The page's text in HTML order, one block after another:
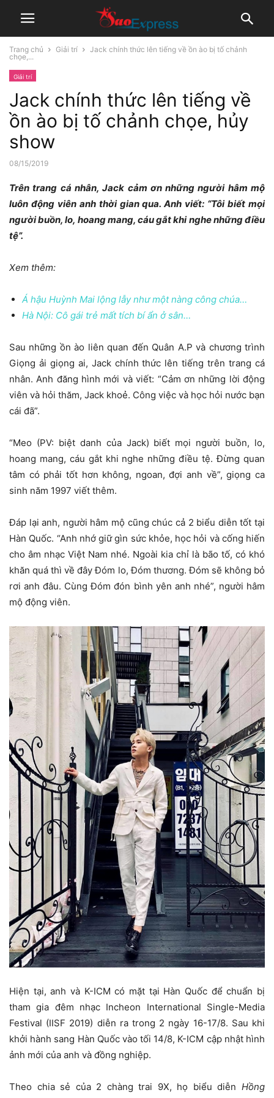
Trang chủ Giải trí
Jack chính thức lên tiếng về ồn ào bị tố chảnh
chọe,...
Giải trí
Jack chính thức lên tiếng về
ồn ào bị tố chảnh chọe, hủy
show
08/15/2019
Trên trang cá nhân, Jack cảm ơn những người hâm mộ
luôn động viên anh thời gian qua. Anh viết: “Tôi biết mọi
người buồn, lo, hoang mang, cáu gắt khi nghe những điều
tệ”.
Xem thêm:
Á hậu Huỳnh Mai lộng lẫy như một nàng công chúa…
Hà Nội: Cô gái trẻ mất tích bí ẩn ở sân…
Sau những ồn ào liên quan đến Quân A.P và chương trình
Giọng ải giọng ai, Jack chính thức lên tiếng trên trang cá
nhân. Anh đăng hình mới và viết: “Cảm ơn những lời động
viên và hỏi thăm, Jack khoẻ. Công việc và học hỏi nước bạn
cái đã”.
“Meo (PV: biệt danh của Jack) biết mọi người buồn, lo,
hoang mang, cáu gắt khi nghe những điều tệ. Đừng quan
tâm có phải tốt hơn không, ngoan, đợi anh về”, giọng ca
sinh năm 1997 viết thêm.
Đáp lại anh, người hâm mộ cũng chúc cả 2 biểu diễn tốt tại
Hàn Quốc. “Anh nhớ giữ gìn sức khỏe, học hỏi và cống hiến
cho âm nhạc Việt Nam nhé. Ngoài kia chỉ là bão tố, có khó
khăn quá thì về đây Đóm lo, Đóm thương. Đóm sẽ không bỏ
rơi anh đâu. Cùng Đóm đón bình yên anh nhé”, người hâm
mộ động viên.
Hiện tại, anh và K-ICM có mặt tại Hàn Quốc để chuẩn bị
tham gia đêm nhạc Incheon International Single-Media
Festival (IISF 2019) diễn ra trong 2 ngày 16-17/8. Sau khi
khởi hành sang Hàn Quốc vào tối 14/8, K-ICM cập nhật hình
ảnh mới của anh và đồng nghiệp.
Theo chia sẻ của 2 chàng trai 9X, họ biểu diễn Hồng